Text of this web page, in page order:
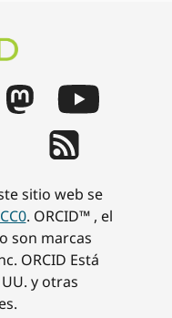
sitio web se
. ORCID™ , el
son marcas
ORCID Está
y otras